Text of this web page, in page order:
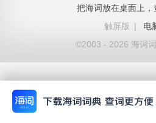
把海词放在桌面上，
触屏版
|
电
©2003 - 2026 海词